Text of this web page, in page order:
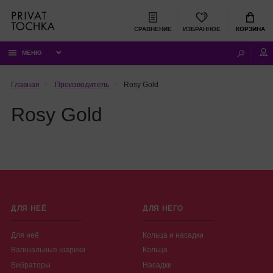
СРАВНЕНИЕ ИЗБРАННОЕ КОРЗИНА
МЕНЮ
Главная Производитель Rosy Gold
Rosy Gold
ДЛЯ НЕЁ
Для неё
Вагинальные шарики
Вибраторы
ДЛЯ НЕГО
Кольца и насадки
Кольца
Насадки